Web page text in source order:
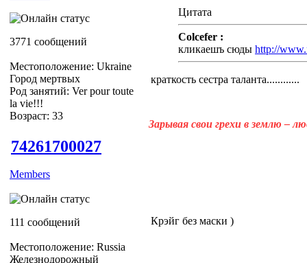
3771 сообщений
Местоположение: Ukraine
Город мертвых
Род занятий: Ver pour toute
la vie!!!
Возраст: 33
Цитата
Colcefer :
кликаешъ сюды http://
краткость сестра таланта............
Зарывая свои грехи в землю –
74261700027
Members
111 сообщений
Местоположение: Russia
Железнодорожный
Крэйг без маски )